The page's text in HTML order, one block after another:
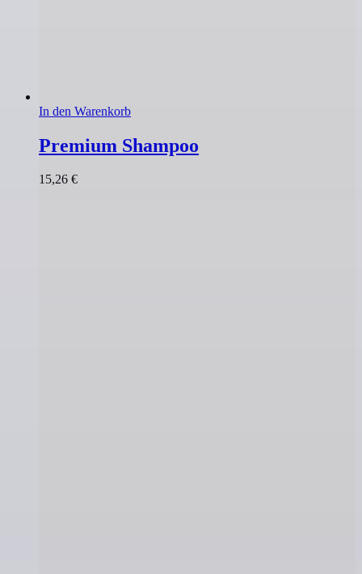
In den Warenkorb
Premium Shampoo
15,26 €